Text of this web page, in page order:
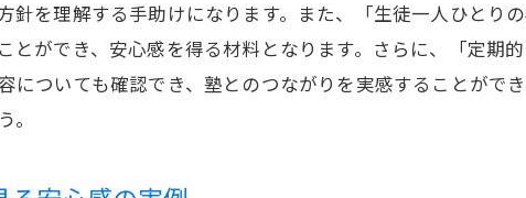
学習塾の選び方と説明会の役割
説明会で学ぶ学習塾の教育理念
選び抜いた学習塾が持つべき条件
針を理解する手助けになります。また、「生徒一人ひとり
とができ、安心感を得る材料となります。さらに、「定期
についても確認でき、塾とのつながりを実感することがで
。